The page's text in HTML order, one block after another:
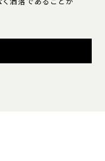
く洒落であることが